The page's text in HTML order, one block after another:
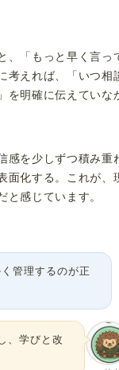
、「もっと早く言っ
考えれば、「いつ相
を明確に伝えていな
感を少しずつ積み重
面化する。これが、
と感じています。
管理するのが正
、学びと改